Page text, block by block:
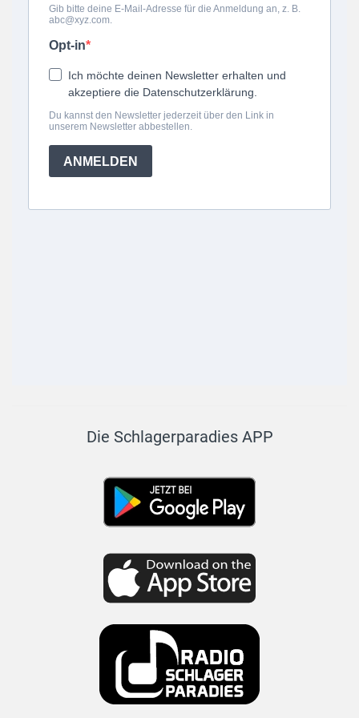
Die Schlagerparadies APP